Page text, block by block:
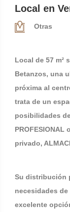
Local en
Otras
Local de 57 m²
Betanzos, una
próxima al
trata de un
posibilidades
PROFESIONAL
privado,
Su distribución
necesidades
excelente